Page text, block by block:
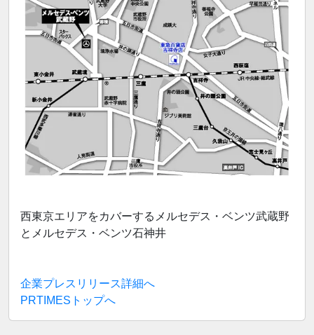
西東京エリアをカバーするメルセデス・ベンツ武蔵野
とメルセデス・ベンツ石神井
企業プレスリリース詳細へ
PRTIMESトップへ